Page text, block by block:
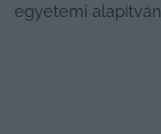
egyetemi